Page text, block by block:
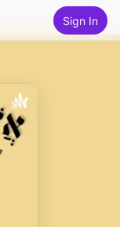
Sign In